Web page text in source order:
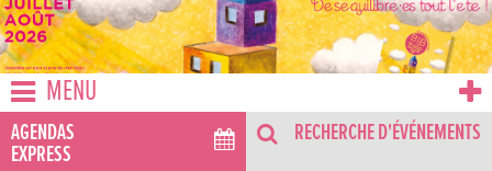
MENU
AGENDAS
EXPRESS
RECHERCHE D'ÉVÉNEMENTS